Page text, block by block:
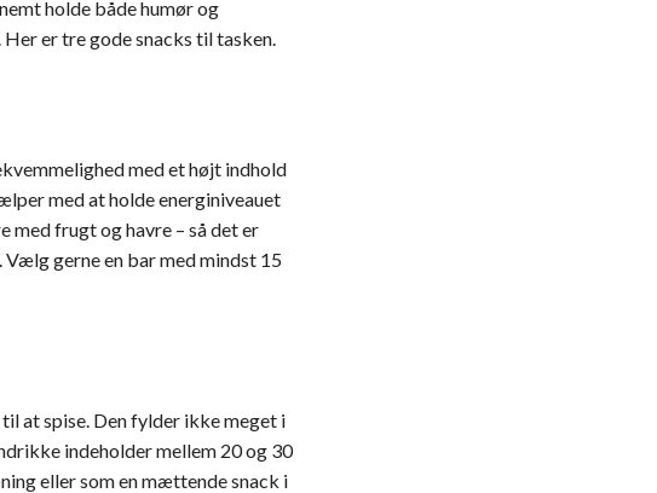
holde både humør og
er tre gode snacks til tasken.
med et højt indhold
med at holde energiniveauet
med frugt og havre – så det er
gerne en bar med mindst 15
at spise. Den fylder ikke meget i
indeholder mellem 20 og 30
eller som en mættende snack i